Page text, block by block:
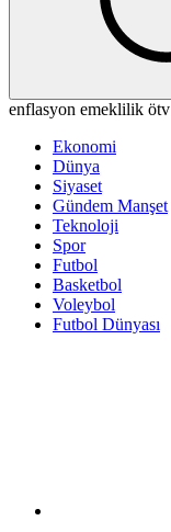
enflasyon emeklilik ötv
Ekonomi
Dünya
Siyaset
Gündem Manşet
Teknoloji
Spor
Futbol
Basketbol
Voleybol
Futbol Dünyası